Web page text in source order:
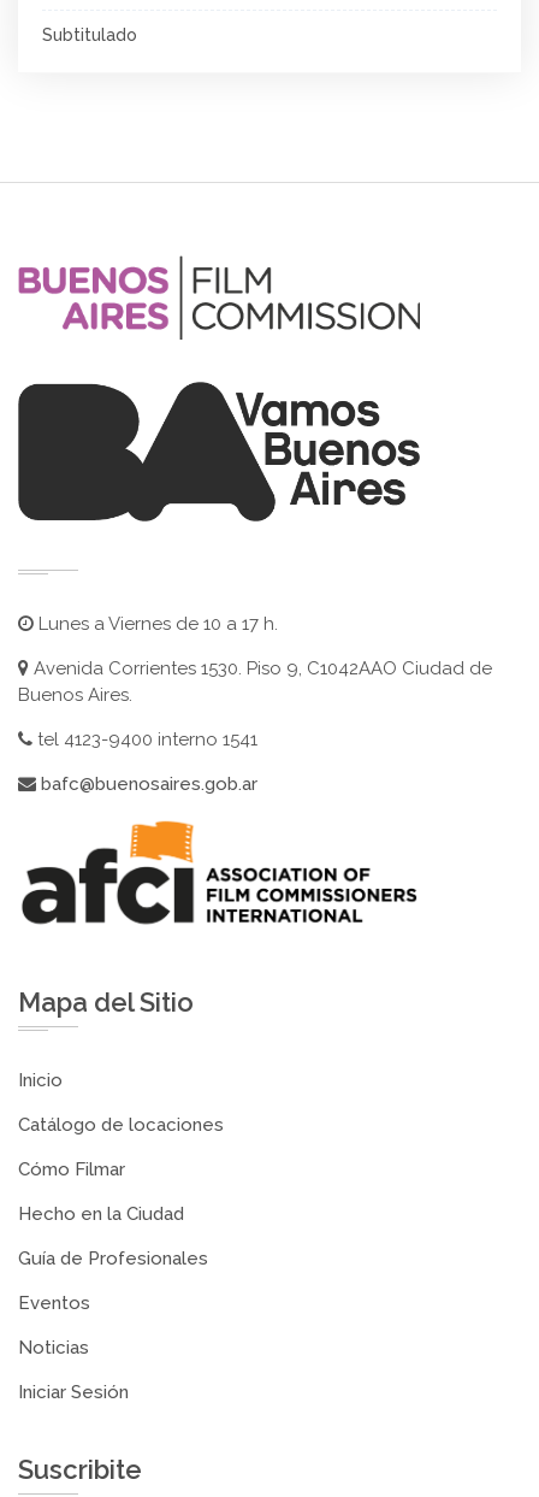
Subtitulado
Lunes a Viernes de 10 a 17 h.
Avenida Corrientes 1530. Piso 9, C1042AAO Ciudad de
Buenos Aires.
tel 4123-9400 interno 1541
bafc@buenosaires.gob.ar
Mapa del Sitio
Inicio
Catálogo de locaciones
Cómo Filmar
Hecho en la Ciudad
Guía de Profesionales
Eventos
Noticias
Iniciar Sesión
Suscribite